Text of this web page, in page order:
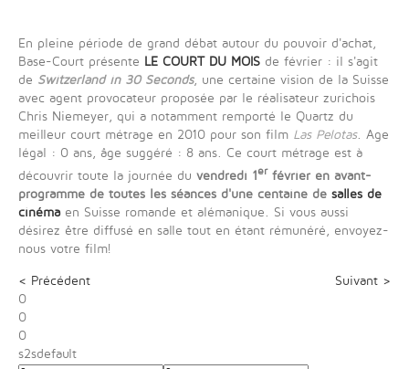
En pleine période de grand débat autour du pouvoir d'achat,
Base-Court présente LE COURT DU MOIS de février : il s'agit
de Switzerland in 30 Seconds, une certaine vision de la Suisse
avec agent provocateur proposée par le réalisateur zurichois
Chris Niemeyer, qui a notamment remporté le Quartz du
meilleur court métrage en 2010 pour son film Las Pelotas. Age
légal : 0 ans, âge suggéré : 8 ans. Ce court métrage est à
découvrir toute la journée du vendredi 1er février en avant-
programme de toutes les séances d'une centaine de salles de
cinémaen Suisse romande et alémanique. Si vous aussi
désirez être diffusé en salle tout en étant rémunéré, envoyez-
nous votre film!
< Précédent
Suivant >
0
0
0
s2sdefault